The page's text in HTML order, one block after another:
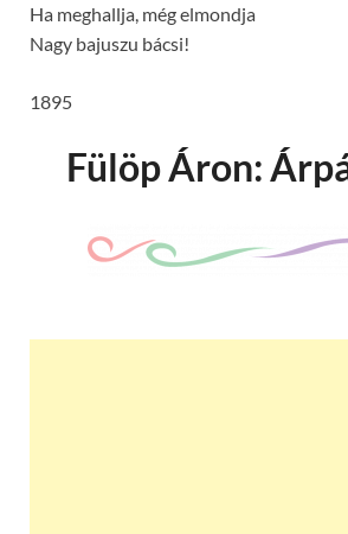
Ha meghallja, még elmondja
Nagy bajuszu bácsi!
1895
Fülöp Áron: